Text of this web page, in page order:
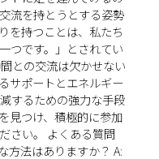
流を持とうとする姿勢
を持つことは、私たち
つです。」とされてい
との交流は欠かせない
サポートとエネルギー
するための強力な手段
見つけ、積極的に参加
さい。 よくある質問
方法はありますか？ A: